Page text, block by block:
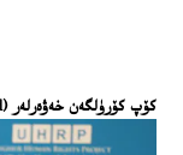
كۆپ كۆرۈلگەن خەۋەرلەر (Most Read)